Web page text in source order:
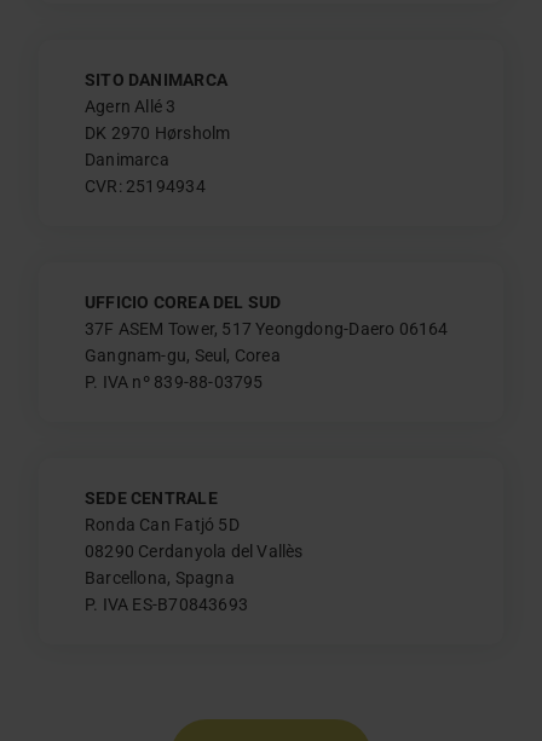
SITO DANIMARCA
Agern Allé 3
DK 2970 Hørsholm
Danimarca
CVR: 25194934
UFFICIO COREA DEL SUD
37F ASEM Tower, 517 Yeongdong-Daero 06164
Gangnam-gu, Seul, Corea
P. IVA nº 839-88-03795
SEDE CENTRALE
Ronda Can Fatjó 5D
08290 Cerdanyola del Vallès
Barcellona, Spagna
P. IVA ES-B70843693